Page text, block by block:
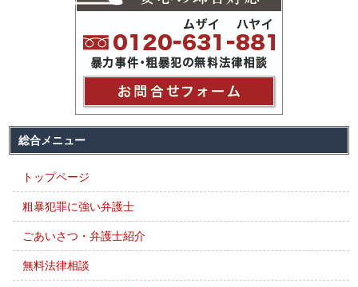
総合メニュー
トップページ
粗暴犯罪に強い弁護士
ごあいさつ・弁護士紹介
無料法律相談